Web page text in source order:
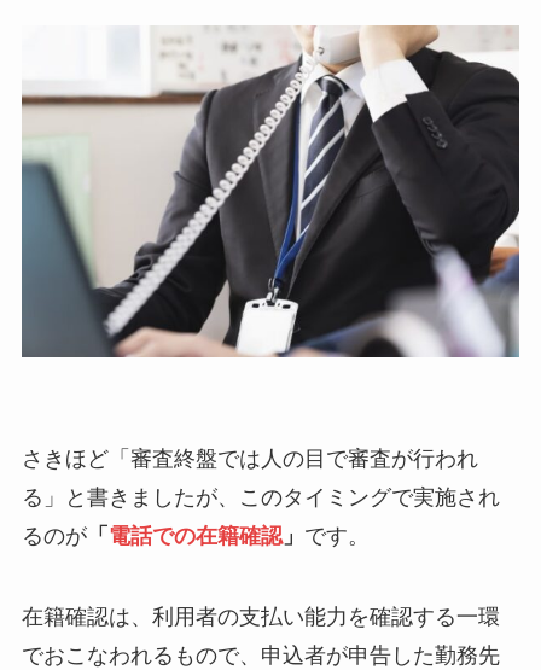
さきほど「審査終盤では人の目で審査が行われ
る」と書きましたが、このタイミングで実施され
るのが「 電話での在籍確認」 です。
在籍確認は、利用者の支払い能力を確認する一環
でおこなわれるもので、申込者が申告した勤務先